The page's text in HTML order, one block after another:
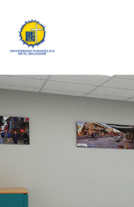
Communities &
All of DSpace